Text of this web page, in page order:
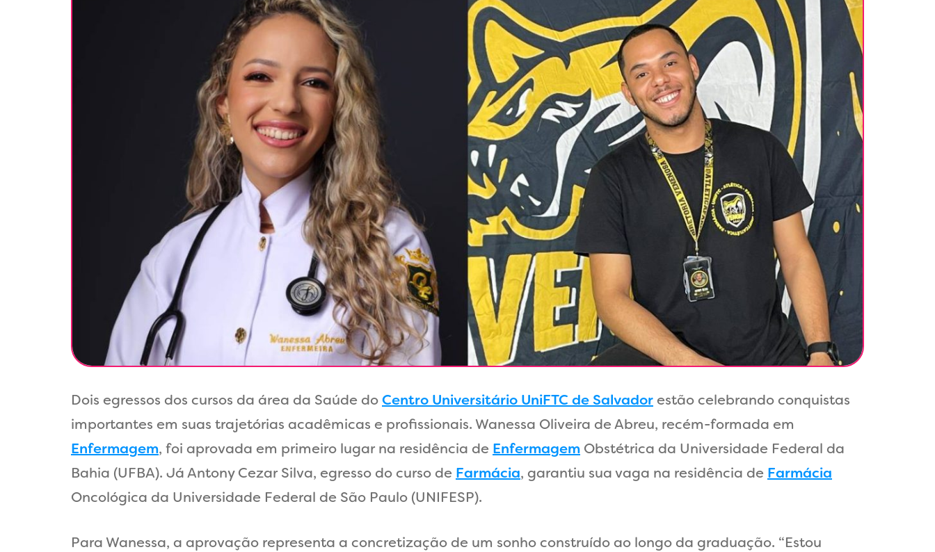
Dois egressos dos cursos da área da Saúde doCentro Universitário UniFTC de Salvadorestão celebrando conquistas
importantes em suas trajetórias acadêmicas e profissionais. Wanessa Oliveira de Abreu, recém-formada em
Enfermagem, foi aprovada em primeiro lugar na residência de Enfermagem Obstétrica da Universidade Federal da
Bahia (UFBA). Já Antony Cezar Silva, egresso do curso de Farmácia, garantiu sua vaga na residência de Farmácia
Oncológica da Universidade Federal de São Paulo (UNIFESP).
Para Wanessa, a aprovação representa a concretização de um sonho construído ao longo da graduação. “Estou